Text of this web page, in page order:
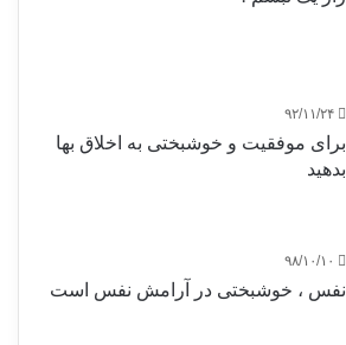
۹۲/۱۱/۲۴
برای موفقیت و خوشبختی به اخلاق بها
بدهید
۹۸/۱۰/۱۰
نفس ، خوشبختی در آرامش نفس است